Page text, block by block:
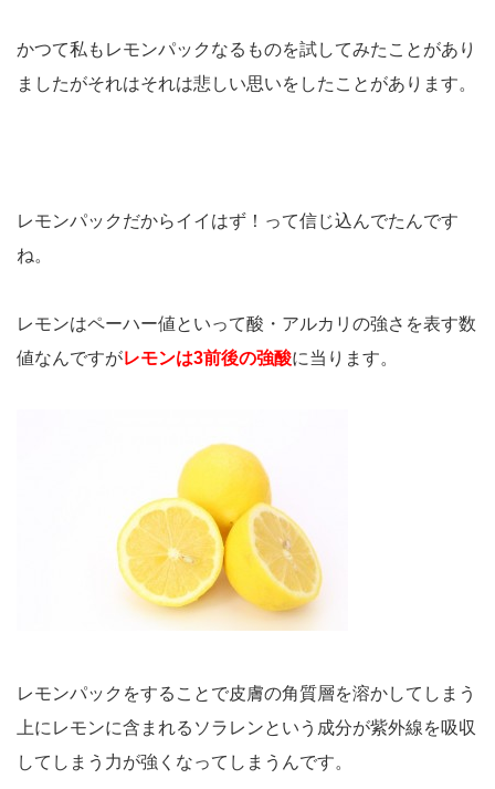
かつて私もレモンパックなるものを試してみたことがあり
ましたがそれはそれは悲しい思いをしたことがあります。
レモンパックだからイイはず！って信じ込んでたんです
ね。
レモンはペーハー値といって酸・アルカリの強さを表す数
値なんですがレモンは3前後の強酸に当ります。
レモンパックをすることで皮膚の角質層を溶かしてしまう
上にレモンに含まれるソラレンという成分が紫外線を吸収
してしまう力が強くなってしまうんです。